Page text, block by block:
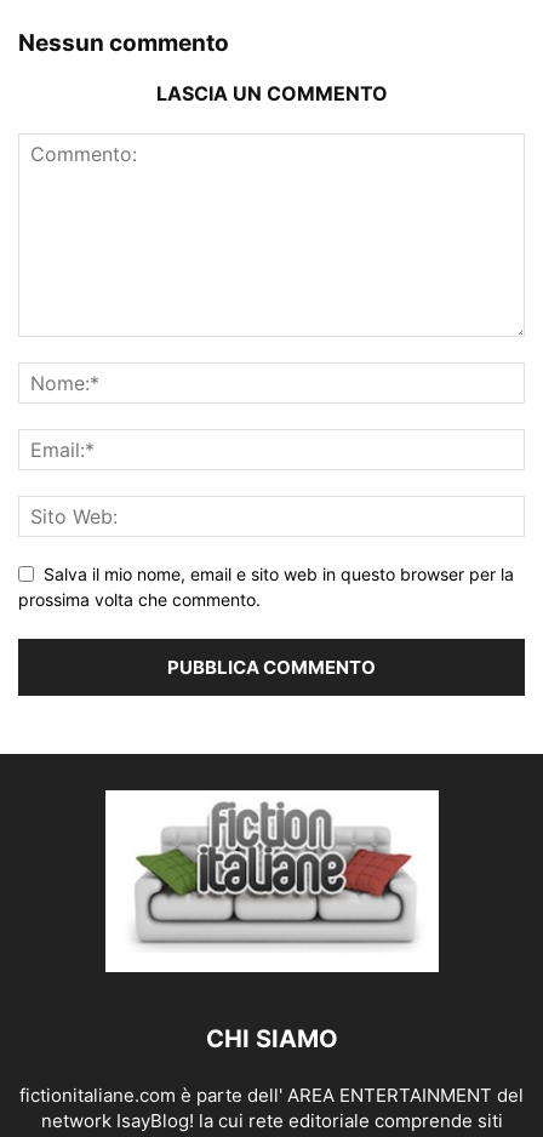
Nessun commento
LASCIA UN COMMENTO
Salva il mio nome, email e sito web in questo browser per la
prossima volta che commento.
CHI SIAMO
fictionitaliane.com è parte dell' AREA ENTERTAINMENT del
network IsayBlog! la cui rete editoriale comprende siti